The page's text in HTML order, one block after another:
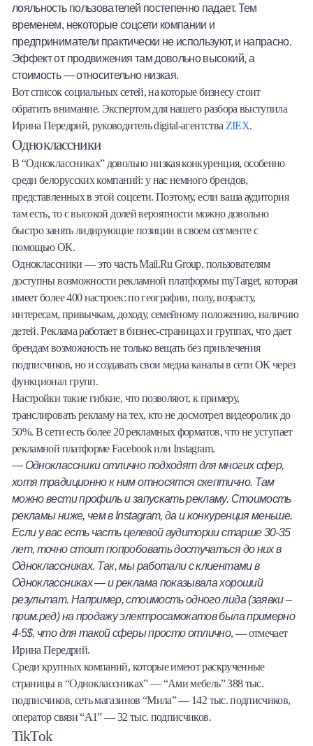
Онлайн-обменник
Премиальный сервис Prime Line
Мобильный банк MOBY
Потребительский кредит
Карта КАКТУС
Продукты для Бизнеса
лояльность пользователей постепенно падает. Тем
временем, некоторые соцсети компании и
предприниматели практически не используют, и напрасно.
Эффект от продвижения там довольно высокий, а
стоимость — относительно низкая.
Вот список социальных сетей, на которые бизнесу стоит
обратить внимание. Экспертом для нашего разбора выступила
Ирина Передрий, руководитель digital-агентства ZIEX.
Одноклассники
В “Одноклассниках” довольно низкая конкуренция, особенно
среди белорусских компаний: у нас немного брендов,
представленных в этой соцсети. Поэтому, если ваша аудитория
там есть, то с высокой долей вероятности можно довольно
быстро занять лидирующие позиции в своем сегменте с
помощью ОК.
Одноклассники — это часть Mail.Ru Group, пользователям
доступны возможности рекламной платформы myTarget, которая
имеет более 400 настроек: по географии, полу, возрасту,
интересам, привычкам, доходу, семейному положению, наличию
детей. Реклама работает в бизнес-страницах и группах, что дает
брендам возможность не только вещать без привлечения
подписчиков, но и создавать свои медиа каналы в сети ОК через
функционал групп.
Настройки такие гибкие, что позволяют, к примеру,
транслировать рекламу на тех, кто не досмотрел видеоролик до
50%. В сети есть более 20 рекламных форматов, что не уступает
рекламной платформе Facebook или Instagram.
— Одноклассники отлично подходят для многих сфер,
хотя традиционно к ним относятся скептично. Там
можно вести профиль и запускать рекламу. Стоимость
рекламы ниже, чем в Instagram, да и конкуренция меньше.
Если у вас есть часть целевой аудитории старше 30-35
лет, точно стоит попробовать достучаться до них в
Одноклассниках. Так, мы работали с клиентами в
Одноклассниках — и реклама показывала хороший
результат. Например, стоимость одного лида (заявки –
прим.ред) на продажу электросамокатов была примерно
4-5$, что для такой сферы просто отлично, — отмечает
Ирина Передрий.
Среди крупных компаний, которые имеют раскрученные
страницы в “Одноклассниках” — “Ами мебель” 388 тыс.
подписчиков, сеть магазинов “Мила” — 142 тыс. подписчиков,
оператор связи “А1” — 32 тыс. подписчиков.
TikTok